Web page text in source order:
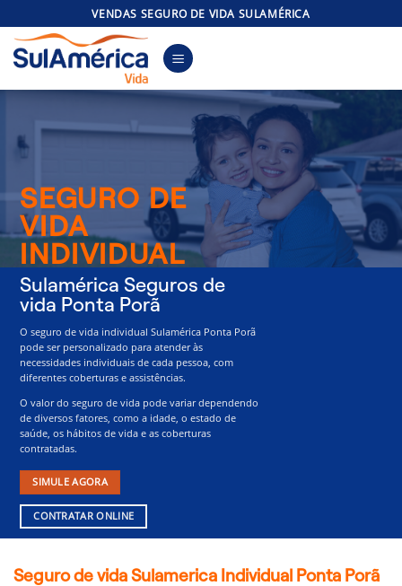
to
content
VENDAS SEGURO DE VIDA SULAMÉRICA
SEGURO DE
VIDA
INDIVIDUAL
Sulamérica Seguros de
vida Ponta Porã
O seguro de vida individual Sulamérica Ponta Porã
pode ser personalizado para atender às
necessidades individuais de cada pessoa, com
diferentes coberturas e assistências.
O valor do seguro de vida pode variar dependendo
de diversos fatores, como a idade, o estado de
saúde, os hábitos de vida e as coberturas
contratadas.
SIMULE AGORA
CONTRATAR ONLINE
Seguro de vida Sulamerica Individual Ponta Porã